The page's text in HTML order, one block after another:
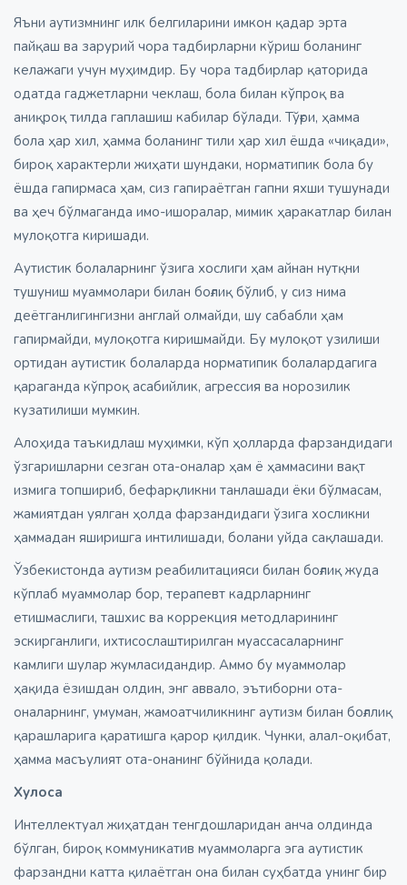
Яъни аутизмнинг илк белгиларини имкон қадар эрта
пайқаш ва зарурий чора тадбирларни кўриш боланинг
келажаги учун муҳимдир. Бу чора тадбирлар қаторида
одатда гаджетларни чеклаш, бола билан кўпроқ ва
аниқроқ тилда гаплашиш кабилар бўлади. Тўғри, ҳамма
бола ҳар хил, ҳамма боланинг тили ҳар хил ёшда «чиқади»,
бироқ характерли жиҳати шундаки, норматипик бола бу
ёшда гапирмаса ҳам, сиз гапираётган гапни яхши тушунади
ва ҳеч бўлмаганда имо-ишоралар, мимик ҳаракатлар билан
мулоқотга киришади.
Аутистик болаларнинг ўзига хослиги ҳам айнан нутқни
тушуниш муаммолари билан боғлиқ бўлиб, у сиз нима
деётганлигингизни англай олмайди, шу сабабли ҳам
гапирмайди, мулоқотга киришмайди. Бу мулоқот узилиши
ортидан аутистик болаларда норматипик болалардагига
қараганда кўпроқ асабийлик, агрессия ва норозилик
кузатилиши мумкин.
Алоҳида таъкидлаш муҳимки, кўп ҳолларда фарзандидаги
ўзгаришларни сезган ота-оналар ҳам ё ҳаммасини вақт
измига топшириб, бефарқликни танлашади ёки бўлмасам,
жамиятдан уялган ҳолда фарзандидаги ўзига хосликни
ҳаммадан яширишга интилишади, болани уйда сақлашади.
Ўзбекистонда аутизм реабилитацияси билан боғлиқ жуда
кўплаб муаммолар бор, терапевт кадрларнинг
етишмаслиги, ташхис ва коррекция методларининг
эскирганлиги, ихтисослаштирилган муассасаларнинг
камлиги шулар жумласидандир. Аммо бу муаммолар
ҳақида ёзишдан олдин, энг аввало, эътиборни ота-
оналарнинг, умуман, жамоатчиликнинг аутизм билан боғллиқ
қарашларига қаратишга қарор қилдик. Чунки, алал-оқибат,
ҳамма масъулият ота-онанинг бўйнида қолади.
Хулоса
Интеллектуал жиҳатдан тенгдошларидан анча олдинда
бўлган, бироқ коммуникатив муаммоларга эга аутистик
фарзандни катта қилаётган она билан суҳбатда унинг бир